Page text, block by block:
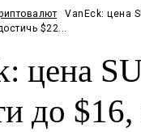
VanEck: цена
$22...
цена
до